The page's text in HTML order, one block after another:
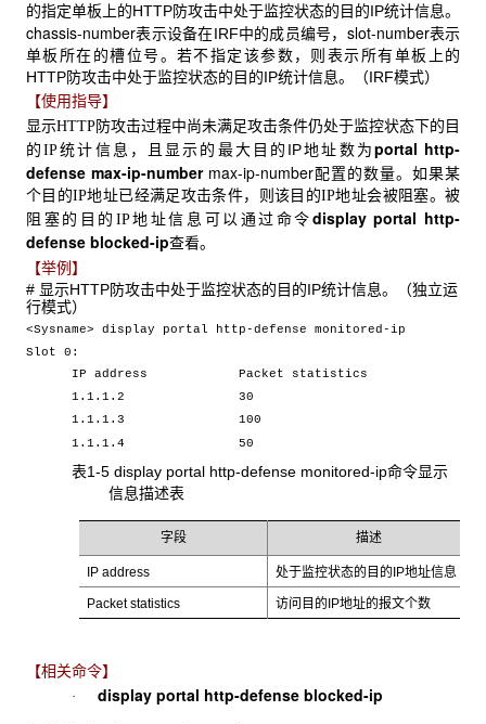
的指定单板上的HTTP防攻击中处于监控状态的目的IP统计信息。
chassis-number表示设备在IRF中的成员编号， slot-number表示
单板所在的槽位号。若不指定该参数，则表示所有单板上的
HTTP防攻击中处于监控状态的目的IP统计信息。（IRF模式）
【使用指导】
显示HTTP防攻击过程中尚未满足攻击条件仍处于监控状态下的目
的IP统计信息，且显示的最大目的IP地址数为portal http-
defense max-ip-number max-ip-number配置的数量。如果某
个目的IP地址已经满足攻击条件，则该目的IP地址会被阻塞。被
阻塞的目的 IP地址信息可以通过命令display portal http-
defense blocked-ip查看。
【举例】
# 显示HTTP防攻击中处于监控状态的目的IP统计信息。（独立运
行模式）
<Sysname> display portal http-defense monitored-ip
Slot 0:
IP address Packet statistics
1.1.1.2 30
1.1.1.3 100
1.1.1.4 50
表1-5 display portal http-defense monitored-ip命令显示
信息描述表
字段 描述
IP address 处于监控状态的目的IP地址信息
Packet statistics 访问目的IP地址的报文个数
【相关命令】
· display portal http-defense blocked-ip